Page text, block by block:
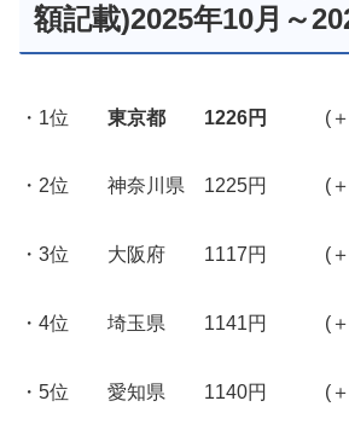
額記載)2025年10月～
・1位 東京都 1226円 (＋
・2位 神奈川県 1225円 (＋
・3位 大阪府 1117円 (＋
・4位 埼玉県 1141円 (＋
・5位 愛知県 1140円 (＋